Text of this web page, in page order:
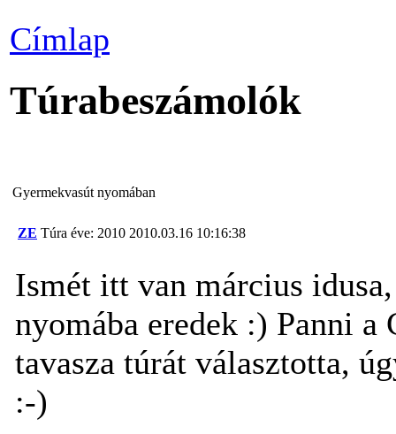
Címlap
Túrabeszámolók
Gyermekvasút nyomában
ZE Túra éve: 2010 2010.03.16 10:16:38
Ismét itt van március
nyomába eredek :) Panni
tavasza túrát választotta,
:-)